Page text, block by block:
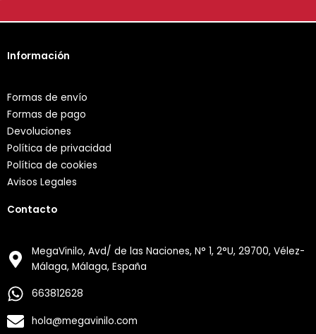
Información
Formas de envío
Formas de pago
Devoluciones
Política de privacidad
Política de cookies
Avisos Legales
Contacto
MegaVinilo, Avd/ de las Naciones, N° 1, 2°U, 29700, Vélez-
Málaga, Málaga, España
663812628
hola@megavinilo.com